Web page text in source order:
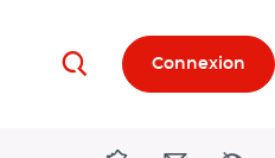
RechercherConnexion